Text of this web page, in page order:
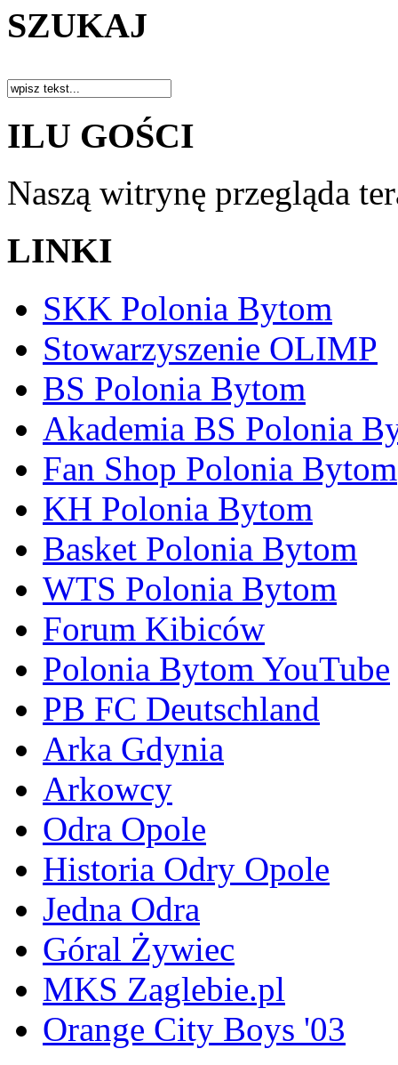
SZUKAJ
ILU GOŚCI
Naszą witrynę przegląda
LINKI
SKK Polonia Bytom
Stowarzyszenie OLIMP
BS Polonia Bytom
Akademia BS Polonia
Fan Shop Polonia Bytom
KH Polonia Bytom
Basket Polonia Bytom
WTS Polonia Bytom
Forum Kibiców
Polonia Bytom YouTube
PB FC Deutschland
Arka Gdynia
Arkowcy
Odra Opole
Historia Odry Opole
Jedna Odra
Góral Żywiec
MKS Zaglebie.pl
Orange City Boys '03